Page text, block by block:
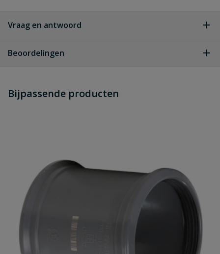
Vraag en antwoord
dit product?
Beoordelingen
Schrijf zelf een beoordeling
Bijpassende producten